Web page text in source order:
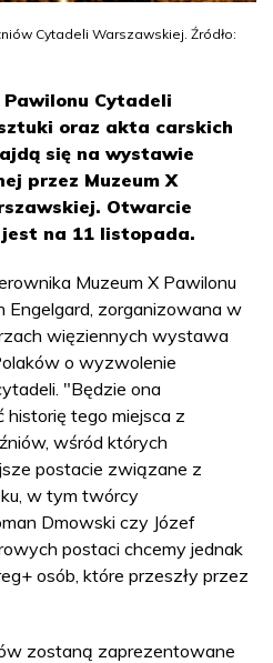
Cytadeli Warszawskiej. Źródło:
Cytadeli
oraz akta carskich
się na wystawie
przez Muzeum X
Otwarcie
na 11 listopada.
Muzeum X Pawilonu
Engelgard, zorganizowana w
więziennych wystawa
o wyzwolenie
"Będzie ona
tego miejsca z
wśród których
postacie związane z
w tym twórcy
Dmowski czy Józef
postaci chcemy jednak
osób, które przeszły przez
zostaną zaprezentowane